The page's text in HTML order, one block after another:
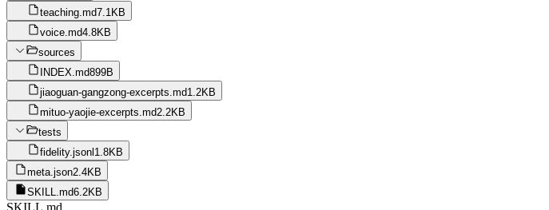
teaching.md7.1KB
voice.md4.8KB
sources
INDEX.md899B
jiaoguan-gangzong-excerpts.md1.2KB
mituo-yaojie-excerpts.md2.2KB
tests
fidelity.jsonl 1.8KB
meta.json2.4KB
SKILL.md6.2KB